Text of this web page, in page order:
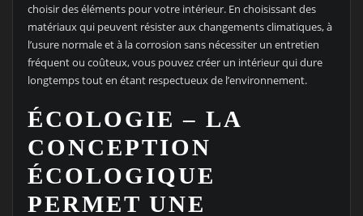
choisir des éléments pour votre intérieur. En choisissant des
matériaux qui peuvent résister aux changements climatiques, à
l’usure normale et à la corrosion sans nécessiter un entretien
fréquent ou coûteux, vous pouvez créer un intérieur qui dure
longtemps tout en étant respectueux de l’environnement.
ÉCOLOGIE – LA
CONCEPTION
ÉCOLOGIQUE
PERMET UNE